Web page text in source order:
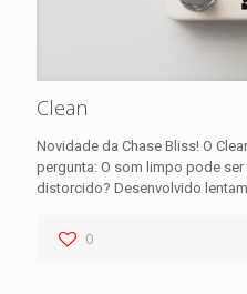
Clean
Novidade da Chase Bliss! O
pergunta: O som limpo pode
distorcido? Desenvolvido
0